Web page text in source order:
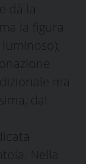
dà la
la figura
ma
dal
Nella